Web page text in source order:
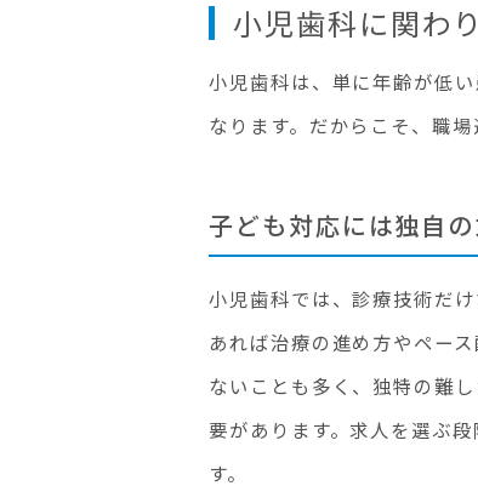
小児歯科に関わ
小児歯科は、単に年齢が低
なります。だからこそ、職
子ども対応には独自
小児歯科では、診療技術だ
あれば治療の進め方やペー
ないことも多く、独特の難
要があります。求人を選ぶ
す。